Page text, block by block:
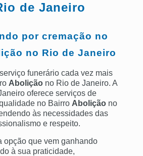
de Janeiro
por cremação no
no Rio de Janeiro
funerário cada vez mais
Aboliçãono Rio de Janeiro. A
oferece serviços de
no Bairro Aboliçãono
às necessidades das
e respeito.
opção que vem ganhando
à sua praticidade,